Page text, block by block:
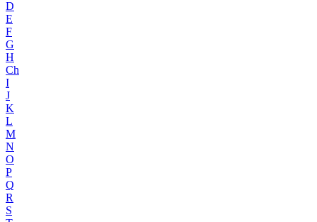
D
E
F
G
H
Ch
I
J
K
L
M
N
O
P
Q
R
S